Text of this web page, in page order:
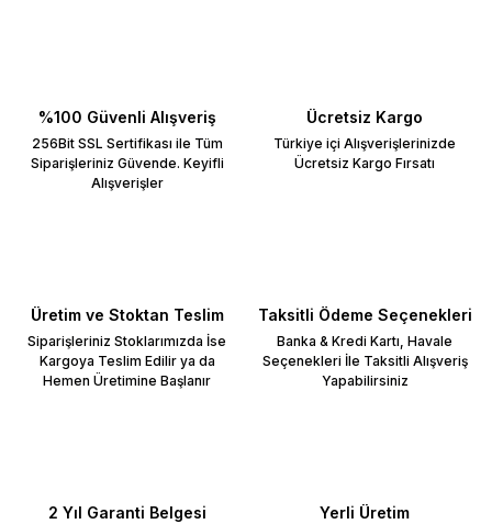
%100 Güvenli Alışveriş
256Bit SSL Sertifikası ile Tüm
Siparişleriniz Güvende. Keyifli
Alışverişler
Ücretsiz Kargo
Türkiye içi Alışverişlerinizde
Ücretsiz Kargo Fırsatı
Üretim ve Stoktan Teslim
Siparişleriniz Stoklarımızda İse
Kargoya Teslim Edilir ya da
Hemen Üretimine Başlanır
Taksitli Ödeme Seçenekleri
Banka & Kredi Kartı, Havale
Seçenekleri İle Taksitli Alışveriş
Yapabilirsiniz
2 Yıl Garanti Belgesi Yerli Üretim